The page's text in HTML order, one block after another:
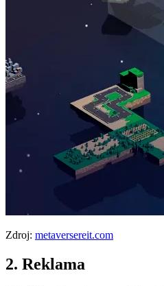
Zdroj: metaversereit.com
2. Reklama